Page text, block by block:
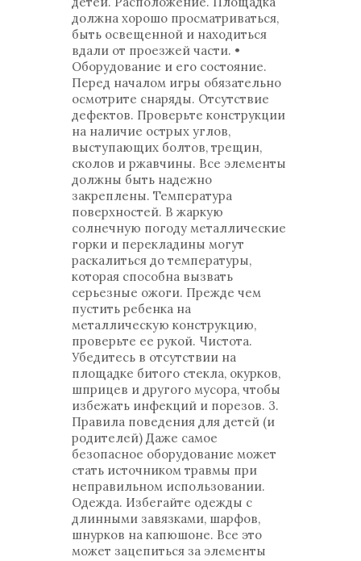
должна хорошо просматриваться,
быть освещенной и находиться
вдали от проезжей части. •
Оборудование и его состояние.
Перед началом игры обязательно
осмотрите снаряды. Отсутствие
дефектов. Проверьте конструкции
на наличие острых углов,
выступающих болтов, трещин,
сколов и ржавчины. Все элементы
должны быть надежно
закреплены. Температура
поверхностей. В жаркую
солнечную погоду металлические
горки и перекладины могут
раскалиться до температуры,
которая способна вызвать
серьезные ожоги. Прежде чем
пустить ребенка на
металлическую конструкцию,
проверьте ее рукой. Чистота.
Убедитесь в отсутствии на
площадке битого стекла, окурков,
шприцев и другого мусора, чтобы
избежать инфекций и порезов. 3.
Правила поведения для детей (и
родителей) Даже самое
безопасное оборудование может
стать источником травмы при
неправильном использовании.
Одежда. Избегайте одежды с
длинными завязками, шарфов,
шнурков на капюшоне. Все это
может зацепиться за элементы